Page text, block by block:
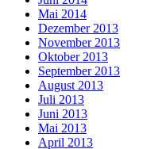
Mai 2014
Dezember 2013
November 2013
Oktober 2013
September 2013
August 2013
Juli 2013
Juni 2013
Mai 2013
April 2013